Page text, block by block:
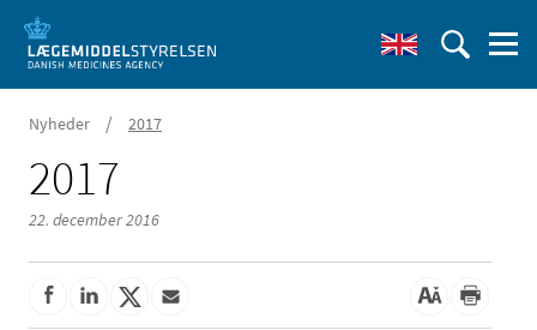
Nyheder / 2017
2017
22. december 2016